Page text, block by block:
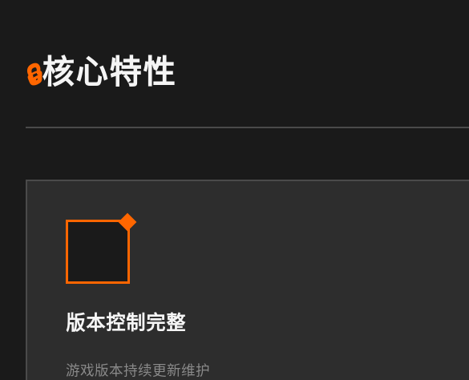
🔒核心特性
版本控制完整
游戏版本持续更新维护